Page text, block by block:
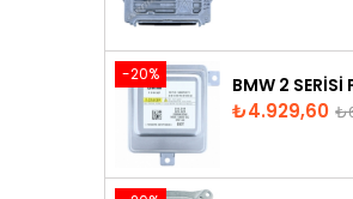
-20%
Fiyat
₺4.929,60